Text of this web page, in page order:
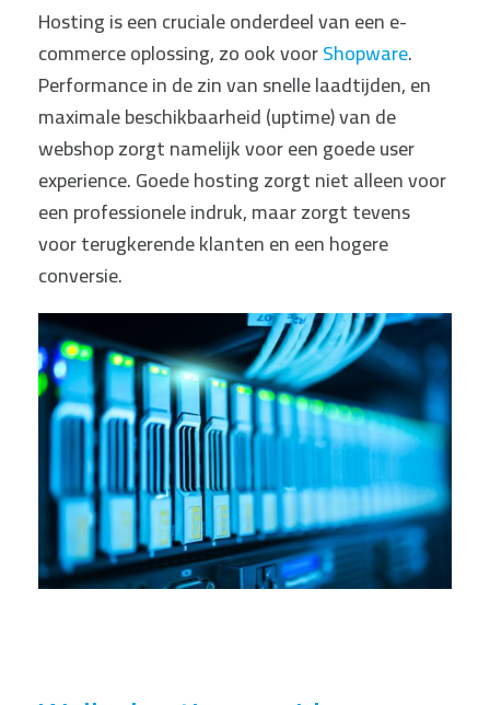
Hosting is een cruciale onderdeel van een e-
commerce oplossing, zo ook voorShopware.
Performance in de zin van snelle laadtijden, en
maximale beschikbaarheid (uptime) van de
webshop zorgt namelijk voor een goede user
experience. Goede hosting zorgt niet alleen voor
een professionele indruk, maar zorgt tevens
voor terugkerende klanten en een hogere
conversie.